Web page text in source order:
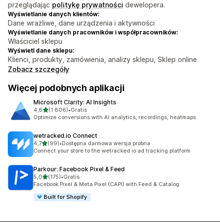
przeglądając politykę prywatności dewelopera.
Wyświetlanie danych klientów:
Dane wrażliwe, dane urządzenia i aktywności
Wyświetlanie danych pracowników i współpracowników:
Właściciel sklepu
Wyświetl dane sklepu:
Klienci, produkty, zamówienia, analizy sklepu, Sklep online
Zobacz szczegóły
Więcej podobnych aplikacji
Microsoft Clarity: AI Insights
4,6na 5 gwiazdek
(1 806)
Łączna liczba recenzji: 1806
•Gratis
Optimize conversions with AI analytics, recordings, heatmaps
wetracked.io Connect
4,7na 5 gwiazdek
(99)
Łączna liczba recenzji: 99
•Dostępna darmowa wersja próbna
Connect your store to the wetracked.io ad tracking platform
Parkour: Facebook Pixel & Feed
5,0na 5 gwiazdek
(175)
Łączna liczba recenzji: 175
•Gratis
Facebook Pixel & Meta Pixel (CAPI) with Feed & Catalog
Built for Shopify